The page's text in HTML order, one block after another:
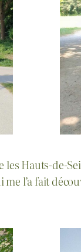
Hauts-de-
l’a fait